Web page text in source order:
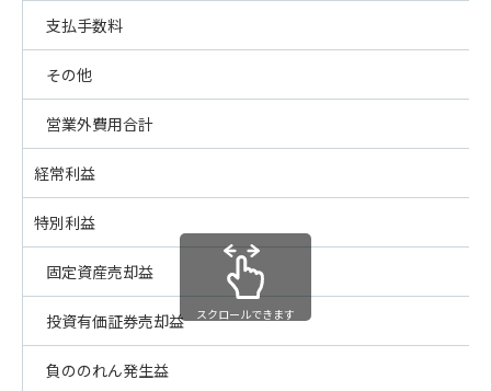
支払手数料
その他
営業外費用合計
経常利益
特別利益
固定資産売却益
投資有価証券売却益
負ののれん発生益
スクロールできます